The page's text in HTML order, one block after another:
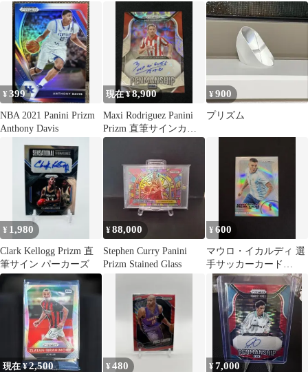
舎ルチル文庫 ボーイズ
ラブ
違えど同じ時代を生き
ていく
¥399
NBA 2021 Panini Prizm
Anthony Davis
現在 ¥8,900
Maxi Rodriguez Panini
Prizm 直筆サインカー
ド
¥900
プリズム
¥ 1,980
Clark Kellogg Prizm 直
筆サイン パーカーズ
¥88,000
Stephen Curry Panini
Prizm Stained Glass
¥600
マウロ・イカルディ 選
手サッカーカード
Panini Prizm
現在 ¥2,500 ¥480 ¥7,000